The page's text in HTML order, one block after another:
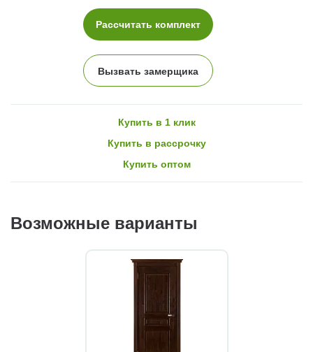
Рассчитать комплект
Вызвать замерщика
Купить в 1 клик
Купить в рассрочку
Купить оптом
Возможные варианты